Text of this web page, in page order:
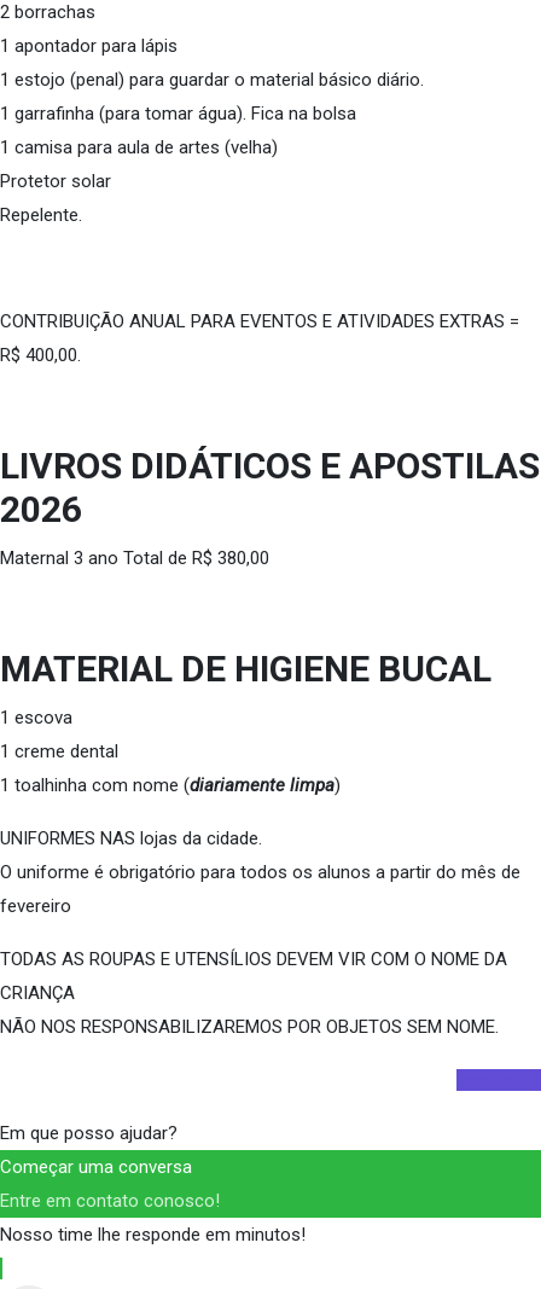
2 borrachas
1 apontador para lápis
1 estojo (penal) para guardar o material básico diário.
1 garrafinha (para tomar água). Fica na bolsa
1 camisa para aula de artes (velha)
Protetor solar
Repelente.
CONTRIBUIÇÃO ANUAL PARA EVENTOS E ATIVIDADES EXTRAS =
R$ 400,00.
LIVROS DIDÁTICOS E APOSTILAS
2026
Maternal 3 ano Total de R$ 380,00
MATERIAL DE HIGIENE BUCAL
1 escova
1 creme dental
1 toalhinha com nome (diariamente limpa)
UNIFORMES NAS lojas da cidade.
O uniforme é obrigatório para todos os alunos a partir do mês de
fevereiro
TODAS AS ROUPAS E UTENSÍLIOS DEVEM VIR COM O NOME DA
CRIANÇA
NÃO NOS RESPONSABILIZAREMOS POR OBJETOS SEM NOME.
Em que posso ajudar?
Começar uma conversa
Entre em contato conosco!
Nosso time lhe responde em minutos!